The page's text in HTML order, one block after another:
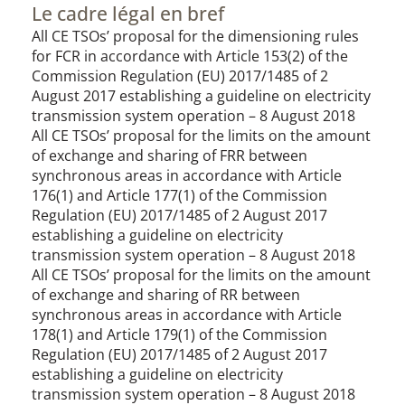
Le cadre légal en bref
All CE TSOs’ proposal for the dimensioning rules
for FCR in accordance with Article 153(2) of the
Commission Regulation (EU) 2017/1485 of 2
August 2017 establishing a guideline on electricity
transmission system operation – 8 August 2018
All CE TSOs’ proposal for the limits on the amount
of exchange and sharing of FRR between
synchronous areas in accordance with Article
176(1) and Article 177(1) of the Commission
Regulation (EU) 2017/1485 of 2 August 2017
establishing a guideline on electricity
transmission system operation – 8 August 2018
All CE TSOs’ proposal for the limits on the amount
of exchange and sharing of RR between
synchronous areas in accordance with Article
178(1) and Article 179(1) of the Commission
Regulation (EU) 2017/1485 of 2 August 2017
establishing a guideline on electricity
transmission system operation – 8 August 2018